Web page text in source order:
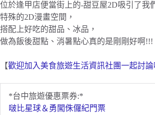
位於逢甲店便當街上的-甜豆屋2D吸引了我
特殊的2D漫畫空間，
搭配上好吃的甜品、冰品，
做為飯後甜點、消暑點心真的是剛剛好啊!!!
【歡迎加入美食旅遊生活資訊社團一起討
*台中旅遊優惠票券:*
啵比星球＆勇闖侏儸紀門票